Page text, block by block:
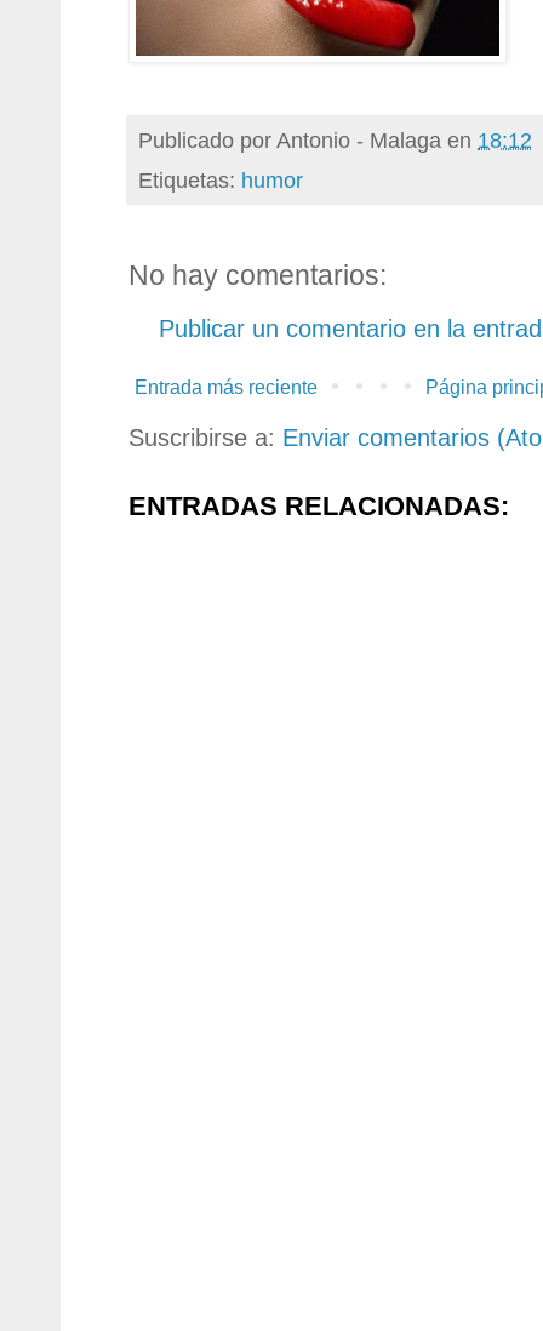
Publicado porAntonio - Malaga en 18:12
Etiquetas: humor
No hay comentarios:
Publicar un comentario en la
Entrada más reciente Página
Suscribirse a: Enviar comentarios
ENTRADAS RELACIONADAS: